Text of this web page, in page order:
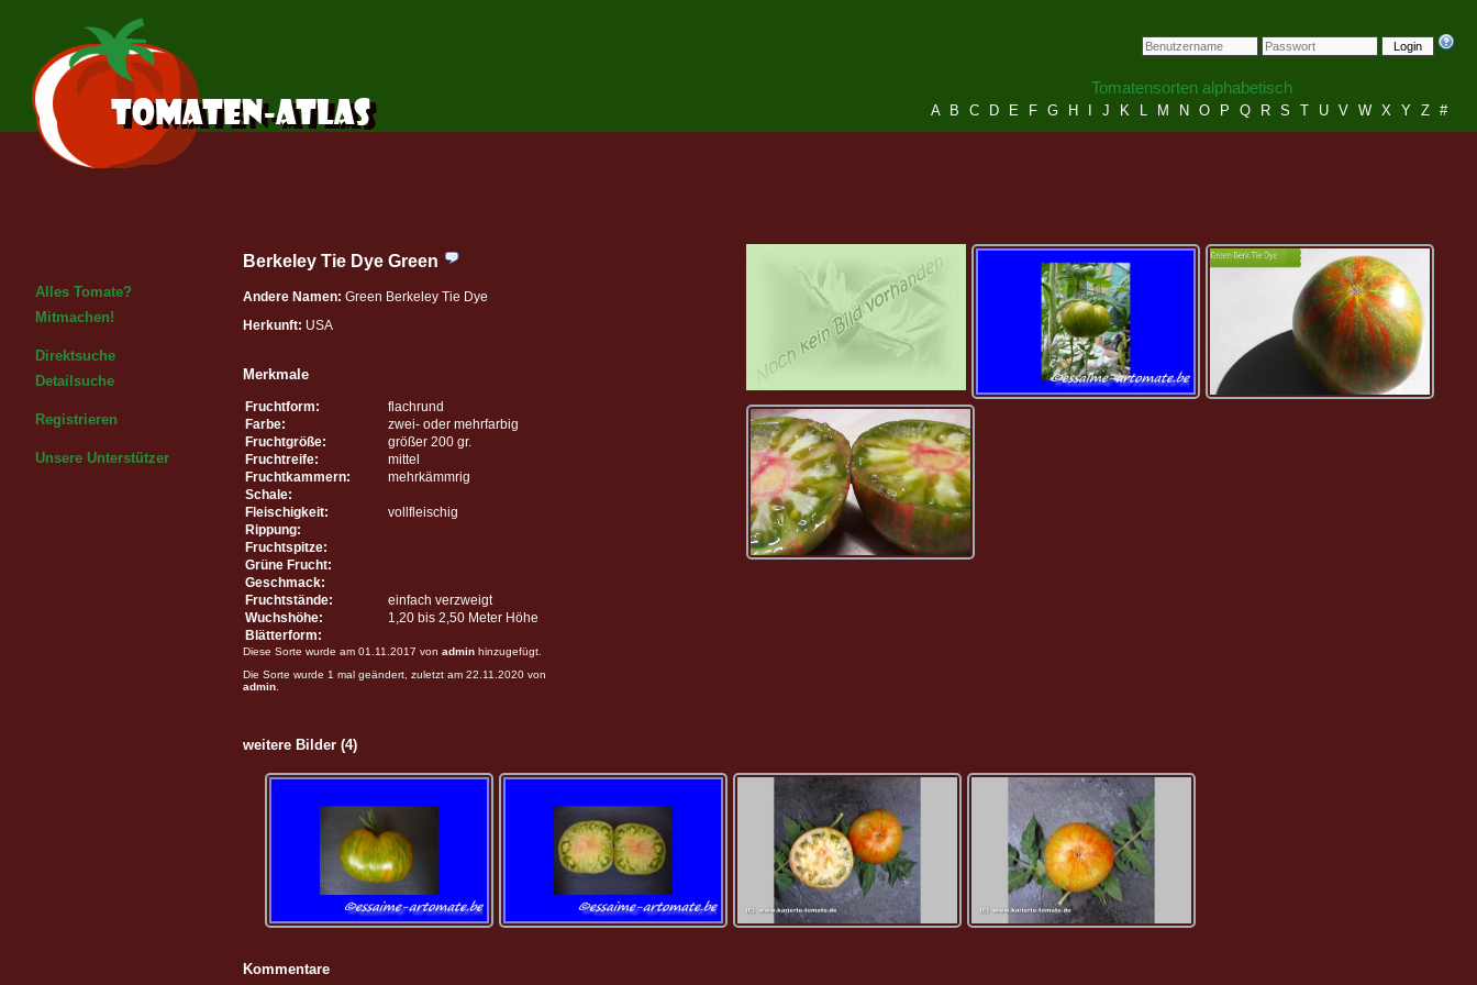
Login
Tomatensorten alphabetisch
A B C D E F G H J K L M N O P Q R S T U V W X Y Z #
Alles Tomate?
Mitmachen!
Direktsuche
Detailsuche
Registrieren
Unsere Unterstützer
Berkeley Tie Dye Green
Andere Namen: Green Berkeley Tie Dye
Herkunft: USA
Merkmale
Fruchtform:
flachrund
Farbe:
zwei- oder mehrfarbig
Fruchtgröße:
größer 200 gr.
Fruchtreife:
mittel
Fruchtkammern:
mehrkämmrig
Schale:
Fleischigkeit:
vollfleischig
Rippung:
Fruchtspitze:
Grüne Frucht:
Geschmack:
Fruchtstände:
einfach verzweigt
Wuchshöhe:
1,20 bis 2,50 Meter Höhe
Blätterform:
Diese Sorte wurde am 01.11.2017 von admin hinzugefügt.
Die Sorte wurde 1 mal geändert, zuletzt am 22.11.2020 von
admin
weitere Bilder (4)
Kommentare